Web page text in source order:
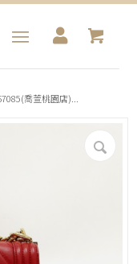
喬萱桃園店)...